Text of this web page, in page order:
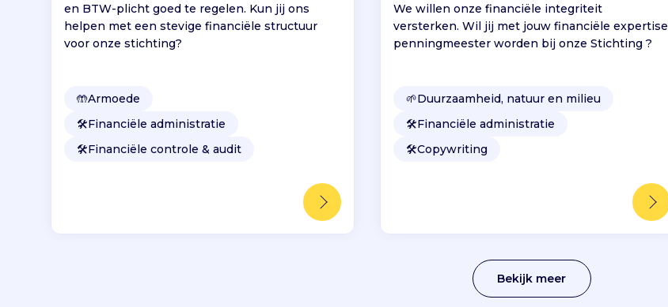
en BTW-plicht goed te regelen. Kun jij ons
helpen met een stevige financiële structuur
voor onze stichting?
🤲Armoede
🛠️Financiële administratie
🛠️Financiële controle & audit
We willen onze financiële integriteit
versterken. Wil jij met jouw financiële expertise
penningmeester worden bij onze Stichting ?
🌱Duurzaamheid, natuur en milieu
🛠️Financiële administratie
🛠️Copywriting
Bekijk meer